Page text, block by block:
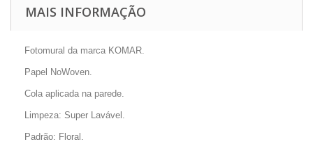
MAIS INFORMAÇÃO
Fotomural da marca KOMAR.
Papel NoWoven.
Cola aplicada na parede.
Limpeza: Super Lavável.
Padrão: Floral.